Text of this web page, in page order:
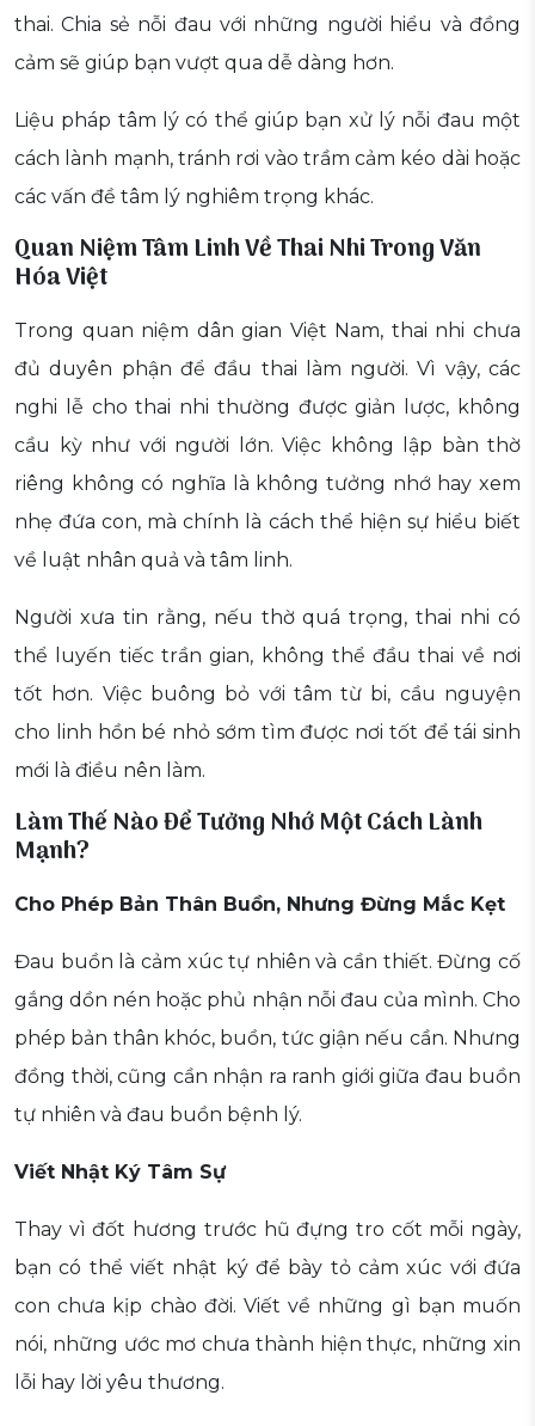
thai. Chia sẻ nỗi đau với những người hiểu và đồng
cảm sẽ giúp bạn vượt qua dễ dàng hơn.
Liệu pháp tâm lý có thể giúp bạn xử lý nỗi đau một
cách lành mạnh, tránh rơi vào trầm cảm kéo dài hoặc
các vấn đề tâm lý nghiêm trọng khác.
Quan Niệm Tâm Linh Về Thai Nhi Trong Văn
Hóa Việt
Trong quan niệm dân gian Việt Nam, thai nhi chưa
đủ duyên phận để đầu thai làm người. Vì vậy, các
nghi lễ cho thai nhi thường được giản lược, không
cầu kỳ như với người lớn. Việc không lập bàn thờ
riêng không có nghĩa là không tưởng nhớ hay xem
nhẹ đứa con, mà chính là cách thể hiện sự hiểu biết
về luật nhân quả và tâm linh.
Người xưa tin rằng, nếu thờ quá trọng, thai nhi có
thể luyến tiếc trần gian, không thể đầu thai về nơi
tốt hơn. Việc buông bỏ với tâm từ bi, cầu nguyện
cho linh hồn bé nhỏ sớm tìm được nơi tốt để tái sinh
mới là điều nên làm.
Làm Thế Nào Để Tưởng Nhớ Một Cách Lành
Mạnh?
Cho Phép Bản Thân Buồn, Nhưng Đừng Mắc Kẹt
Đau buồn là cảm xúc tự nhiên và cần thiết. Đừng cố
gắng dồn nén hoặc phủ nhận nỗi đau của mình. Cho
phép bản thân khóc, buồn, tức giận nếu cần. Nhưng
đồng thời, cũng cần nhận ra ranh giới giữa đau buồn
tự nhiên và đau buồn bệnh lý.
Viết Nhật Ký Tâm Sự
Thay vì đốt hương trước hũ đựng tro cốt mỗi ngày,
bạn có thể viết nhật ký để bày tỏ cảm xúc với đứa
con chưa kịp chào đời. Viết về những gì bạn muốn
nói, những ước mơ chưa thành hiện thực, những xin
lỗi hay lời yêu thương.